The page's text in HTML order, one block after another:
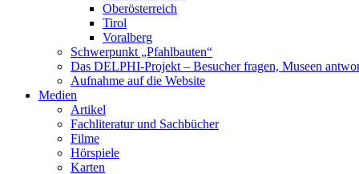
Oberösterreich
Tirol
Voralberg
Schwerpunkt „Pfahlbauten“
Das DELPHI-Projekt – Besucher fragen, Museen
Aufnahme auf die Website
Medien
Artikel
Fachliteratur und Sachbücher
Filme
Hörspiele
Karten